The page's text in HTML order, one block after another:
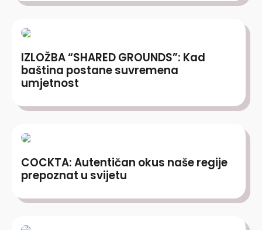
IZLOŽBA “SHARED GROUNDS”: Kad
baština postane suvremena
umjetnost
COCKTA: Autentičan okus naše regije
prepoznat u svijetu